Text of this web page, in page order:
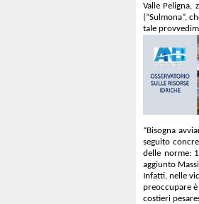
Valle Peligna,
(“Sulmona”,
tale
“Bisogna
seguito
delle norme:
aggiunto
Infatti, nelle
preoccupare
costieri